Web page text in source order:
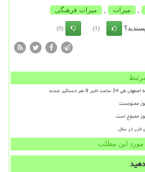
, میراث , میراث فرهنگی
(1)
(0)
ممنوعست
ممنوع است
مورد این مطلب